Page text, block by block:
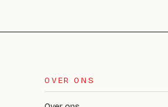
OVER ONS